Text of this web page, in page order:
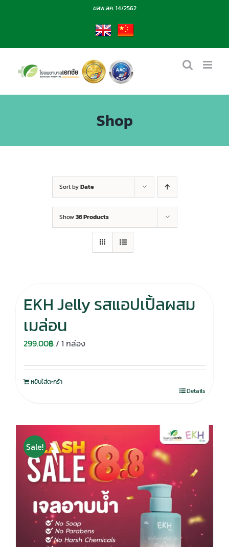
ฆสพ.สค. 14/2562
EN CN
Shop
Sort byDate
Show36 Products
EKH Jelly รสแอปเปิ้ลผสม
เมล่อน
299.00฿/ 1 กล่อง
หยิบใส่ตะกร้า
Details
Sale!